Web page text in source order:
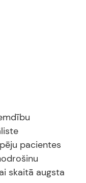
pacientes
skaitā augsta